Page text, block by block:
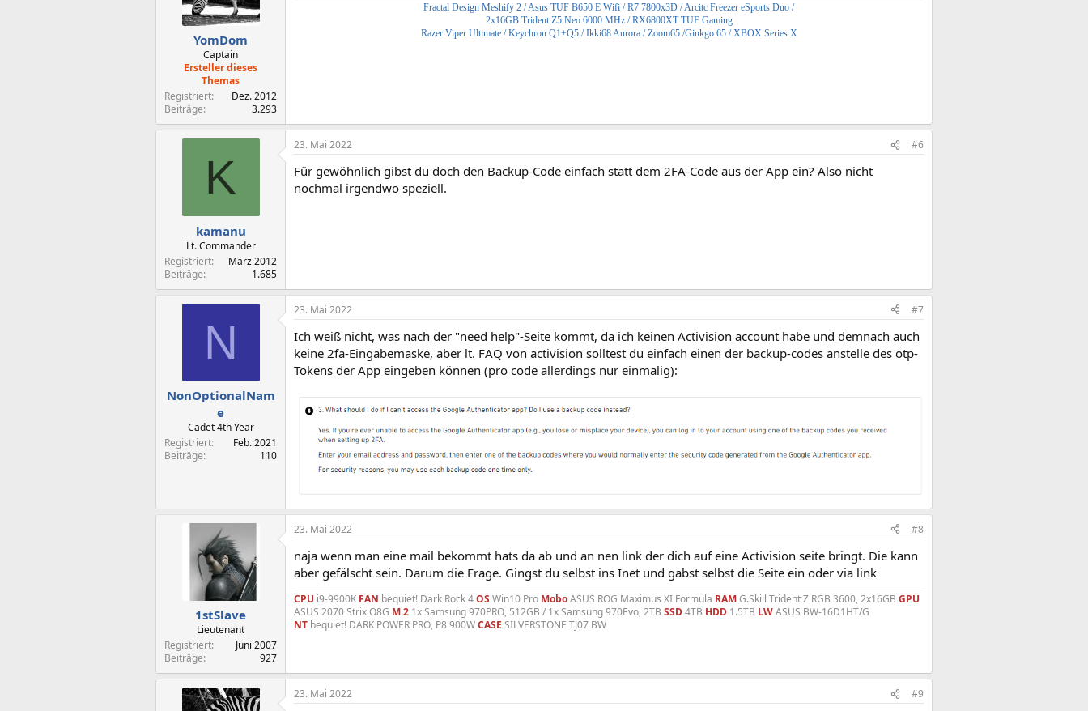
YomDom
Captain
Ersteller dieses
Themas
Registriert
Dez. 2012
Beiträge
3.293
Fractal Design Meshify 2 / Asus TUF B650 E Wifi / R7 7800x3D / Arcitc Freezer eSports Duo /
2x16GB Trident Z5 Neo 6000 MHz / RX6800XT TUF Gaming
Razer Viper Ultimate / Keychron Q1+Q5 / Ikki68 Aurora / Zoom65 /Ginkgo 65 / XBOX Series X
K
kamanu
Lt. Commander
Registriert
März 2012
Beiträge
1.685
23. Mai 2022 #6
Für gewöhnlich gibst du doch den Backup-Code einfach statt dem 2FA-Code aus der App ein? Also nicht
nochmal irgendwo speziell.
N
NonOptionalNam
e
Cadet 4th Year
Registriert
Feb. 2021
Beiträge
110
23. Mai 2022 #7
Ich weiß nicht, was nach der "need help"-Seite kommt, da ich keinen Activision account habe und demnach auch
keine 2fa-Eingabemaske, aber lt. FAQ von activision solltest du einfach einen der backup-codes anstelle des otp-
Tokens der App eingeben können (pro code allerdings nur einmalig):
1stSlave
Lieutenant
Registriert
Juni 2007
Beiträge
927
23. Mai 2022 #8
naja wenn man eine mail bekommt hats da ab und an nen link der dich auf eine Activision seite bringt. Die kann
aber gefälscht sein. Darum die Frage. Gingst du selbst ins Inet und gabst selbst die Seite ein oder via link
CPU i9-9900K FAN bequiet! Dark Rock 4OS Win10 Pro MoboASUS ROG Maximus XI Formula RAMG.Skill Trident Z RGB 3600, 2x16GB GPU
ASUS 2070 Strix O8G M.2 1x Samsung 970PRO, 512GB / 1x Samsung 970Evo, 2TB SSD4TB HDD 1.5TB LWASUS BW-16D1HT/G
NT bequiet! DARK POWER PRO, P8 900WCASE SILVERSTONE TJ07 BW
23. Mai 2022 #9